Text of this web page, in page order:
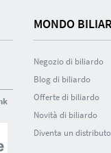
MONDO
Negozio di biliardo
Blog di biliardo
Offerte di biliardo
Novità di biliardo
Diventa un